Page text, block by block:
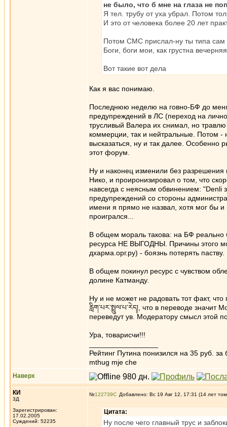
не было, что б мне на глаза не
Я тел. трубу от уха убрал. Потом
И это от человека более 20 лет
Потом СМС прислал-ну ты типа сам
Боги, боги мои, как грустна
Вот такие вот дела
Как я вас понимаю.
Последнюю неделю на говно-БФ до
предупреждений в ЛС (переход на
трусливый Валера их снимал, но
коммерции, так и нейтральные. Потом -
высказаться, ну и так далее. Особенно
этот форум.
Ну и наконец изменили без
Нико, и проиронизировал о том, что
навсегда с неясным обвинением: "Denli
предупреждений со стороны
имени я прямо не назвал, хотя мог бы и
проигрался...
В общем мораль такова: на БФ реально
ресурса НЕ ВЫГОДНЫ. Причины этого
дхарма.орг.ру) - боязнь потерять паству.
В общем покинул ресурс с чувством
долине Катманду.
Ну и не может не радовать тот факт,
རླིག་པར་སྤྲུལ་པ་རེད།, что в переводе значит
переведут ув. Модератору смысл этой
Ура, товарисчи!!!
Рейтинг Путина понизился на 35 руб. за
mthug mje che
Наверх
КИ
3Д
Зарегистрирован:
17.02.2005
Суждений: 52235
№122739 Добавлено: Вс 19 Авг 12, 17:31 (14 лет
Цитата:
Ну после чего главный трус и